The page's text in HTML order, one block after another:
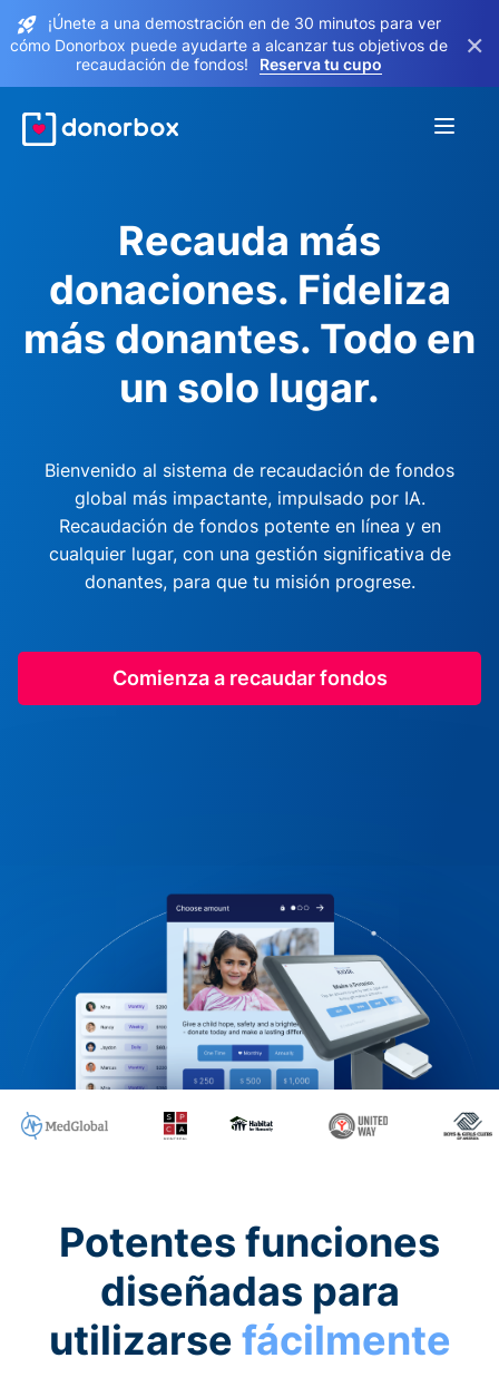
¡Únete a una demostración en de 30 minutos para ver
cómo Donorbox puede ayudarte a alcanzar tus objetivos de
recaudación de fondos!
Reserva tu cupo
×
Recauda más
donaciones. Fideliza
más donantes. Todo en
un solo lugar.
Bienvenido al sistema de recaudación de fondos
global más impactante, impulsado por IA.
Recaudación de fondos potente en línea y en
cualquier lugar, con una gestión significativa de
donantes, para que tu misión progrese.
Comienza a recaudar fondos
Potentes funciones
diseñadas para
utilizarse fácilmente